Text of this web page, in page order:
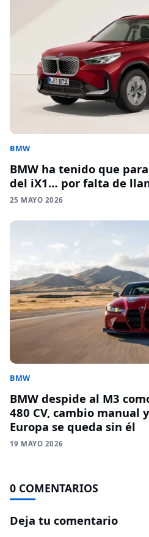
BMW
BMW ha tenido que
del iX1… por falta de
25 MAYO 2026
BMW
BMW despide al M3
480 CV, cambio manual
Europa se queda sin él
19 MAYO 2026
0 COMENTARIOS
Deja tu comentario